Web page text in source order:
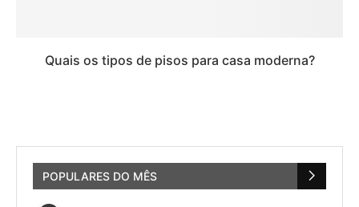
Quais os tipos de pisos para casa moderna?
POPULARES DO MÊS